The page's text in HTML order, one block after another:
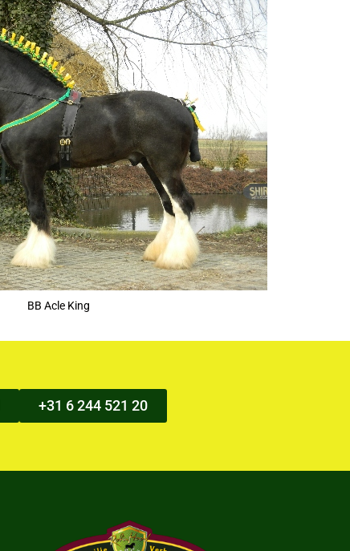
BB Acle King
+31 6 244 521 20